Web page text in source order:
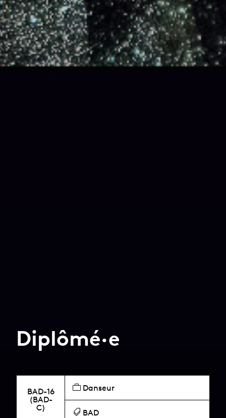
Diplômé·e
BAD-16
(BAD-
C)
Danseur
BAD